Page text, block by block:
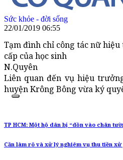
Sức khỏe - đời sống
22/01/2019 06:55
Tạm đình chỉ công tác nữ
cấp của học sinh
N.Quyên
Liên quan đến vụ hiệu
huyện Krông Bông vừa ký
TP HCM: Một hộ dân bị “dồn vào chân
Cần làm rõ và xử lý nghiêm vụ thu tiền